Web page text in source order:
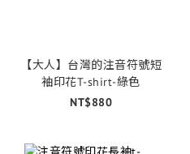
【大人】台灣的注音符號短
袖印花T-shirt-綠色
NT$880